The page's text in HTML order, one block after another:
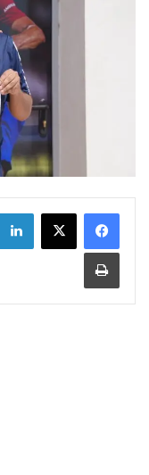
طباعة